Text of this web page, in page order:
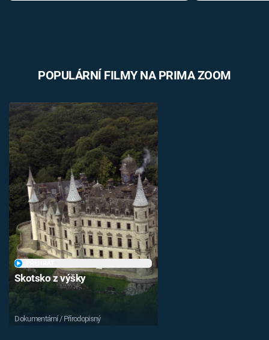
POPULÁRNÍ FILMY NA PRIMA ZOOM
Skotsko z výšky
Dokumentární / Přírodopisný